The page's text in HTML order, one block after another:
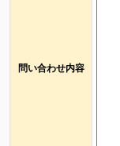
問い合わせ内容